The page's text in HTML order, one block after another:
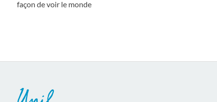
façon de voir le monde